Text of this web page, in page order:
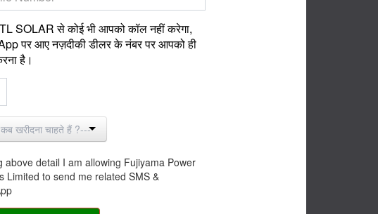
SOLAR से कोई भी आपको कॉल नहीं करेगा,
पर आए नज़दीकी डीलर के नंबर पर आपको ही
है।
above detail I am allowing Fujiyama Power
Limited to send me related SMS &